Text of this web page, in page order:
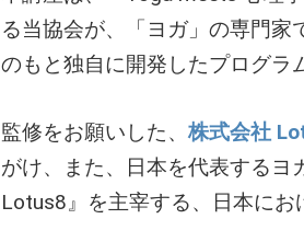
る当協会が、「ヨガ」の専門
のもと独自に開発したプログラ
監修をお願いした、 株式会社
がけ、また、日本を代表するヨ
Lotus8』を主宰する、日本にお